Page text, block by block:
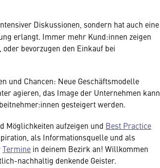
Diskussionen, sondern hat auch eine
erlangt. Immer mehr Kund:innen zeigen
bevorzugen den Einkauf bei
und Chancen: Neue Geschäftsmodelle
agieren, das Image der Unternehmen kann
gesteigert werden.
Möglichkeiten aufzeigen und Best Practice
als Informationsquelle und als
Termine in deinem Bezirk an! Willkommen
nachhaltig denkende Geister.